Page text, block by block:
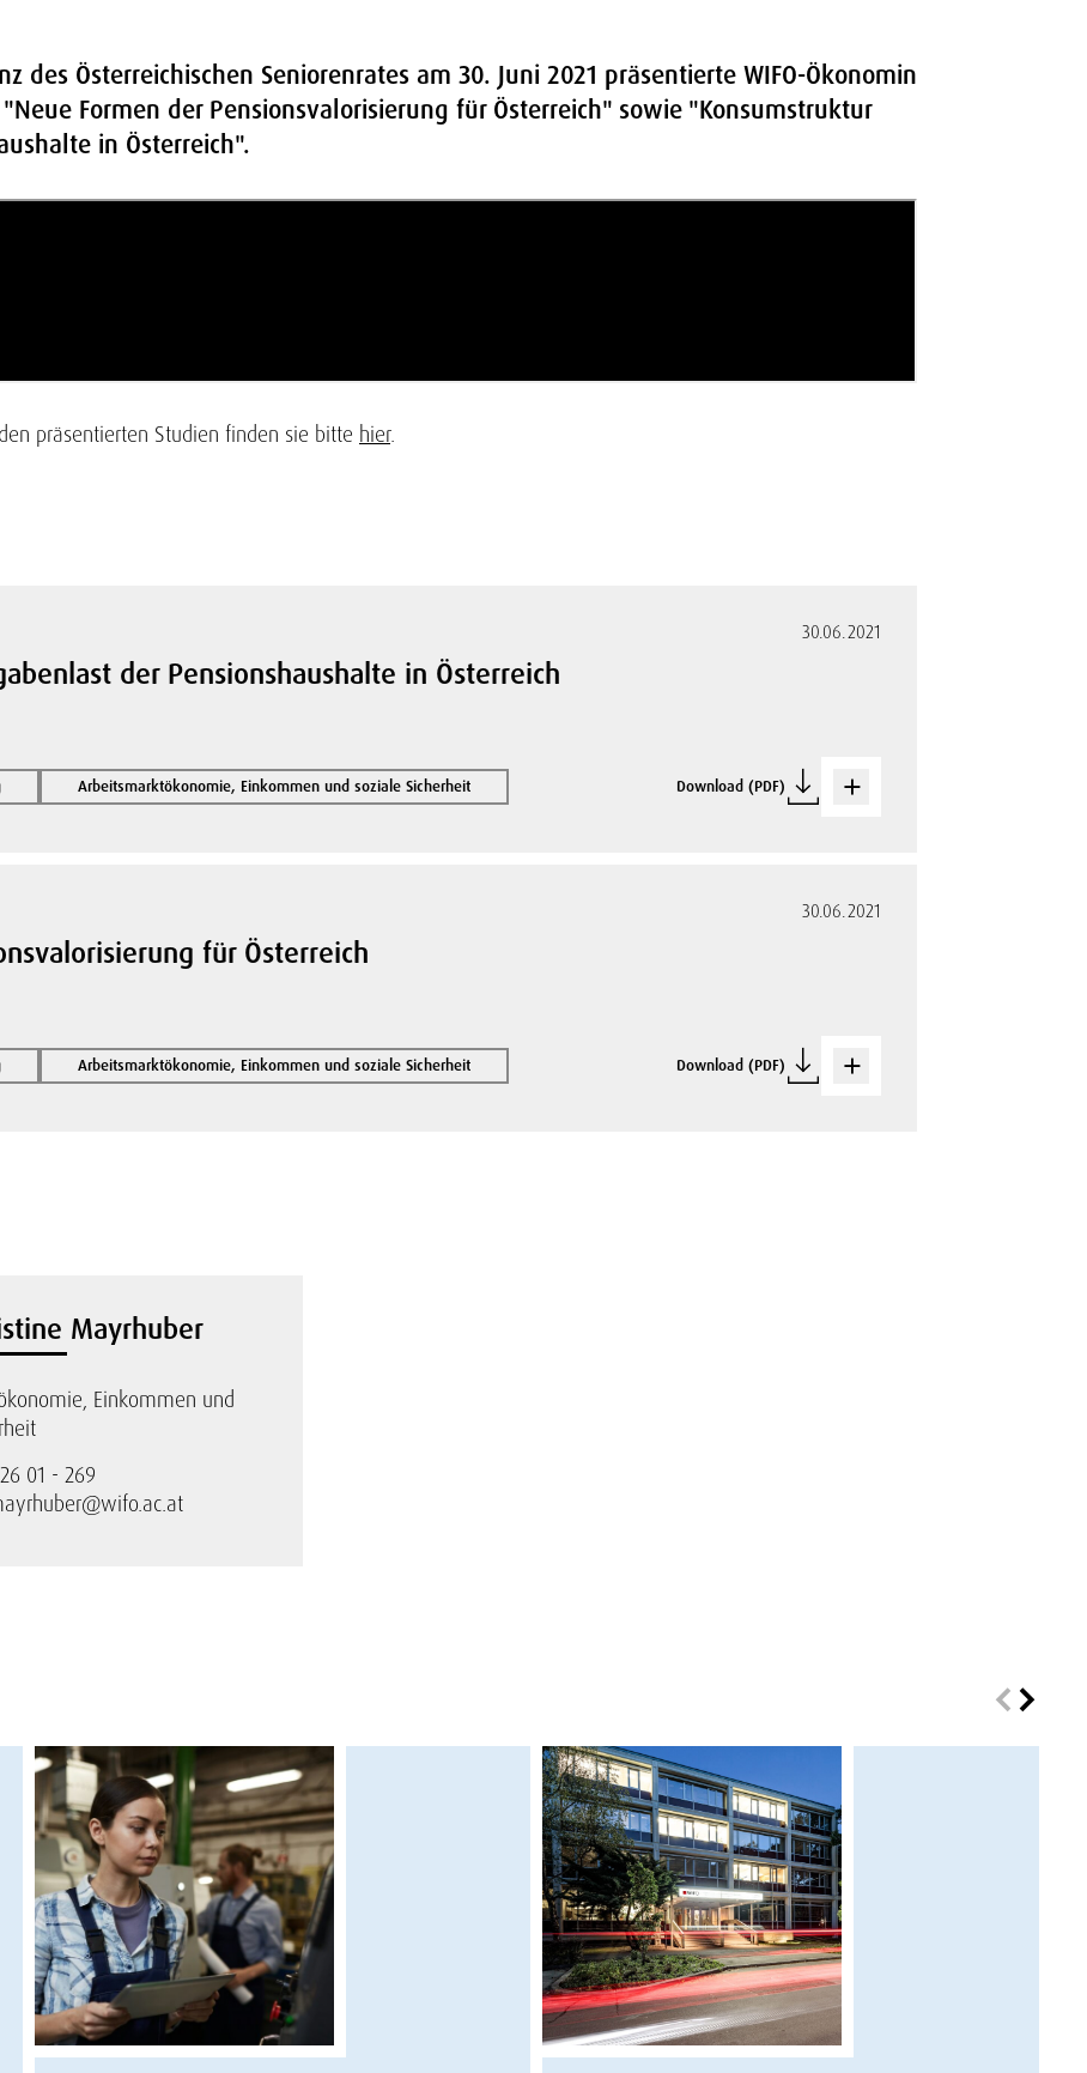
des Österreichischen Seniorenrates am 30. Juni 2021 präsentierte WIFO-Ökonomin
Formen der Pensionsvalorisierung für Österreich" sowie "Konsumstruktur
in Österreich".
präsentierten Studien finden sie bitte hier.
30.06.2021
der Pensionshaushalte in Österreich
Arbeitsmarktökonomie, Einkommen und soziale Sicherheit Download (PDF)
30.06.2021
für Österreich
Arbeitsmarktökonomie, Einkommen und soziale Sicherheit Download (PDF)
Mayrhuber
Einkommen und
01 - 269